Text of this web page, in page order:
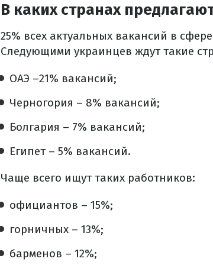
В каких странах
25% всех актуальных вакансий в
Следующими украинцев ждут такие
ОАЭ –21% вакансий;
Черногория – 8% вакансий;
Болгария – 7% вакансий;
Египет – 5% вакансий.
Чаще всего ищут таких работников:
официантов – 15%;
горничных – 13%;
барменов – 12%;